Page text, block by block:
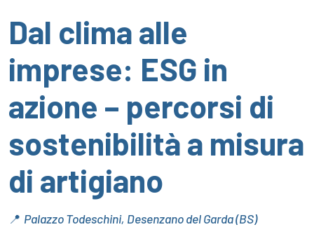
Dal clima alle
imprese: ESG in
azione – percorsi di
sostenibilità a misura
di artigiano
📍 Palazzo Todeschini, Desenzano del Garda (BS)